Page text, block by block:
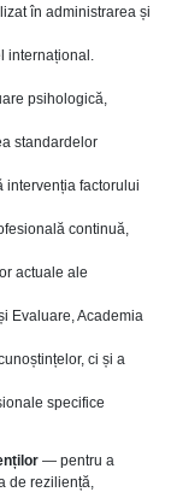
în administrarea și
internațional.
psihologică,
standardelor
intervenția factorului
continuă,
actuale ale
Evaluare, Academia
ci și a
specifice
— pentru a
de reziliență,